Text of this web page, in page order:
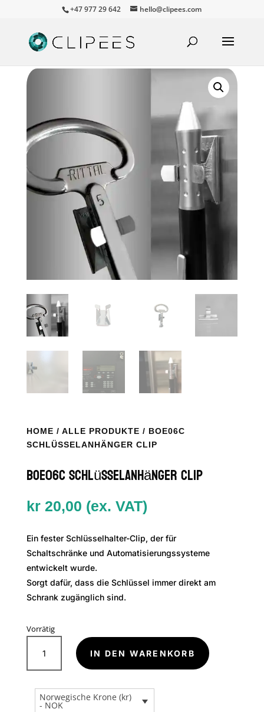
+47 977 29 642 hello@clipees.com
HOME / ALLE PRODUKTE / BOE06C
SCHLÜSSELANHÄNGER CLIP
BOE06C Schlüsselanhänger Clip
kr20,00 (ex. VAT)
Ein fester Schlüsselhalter-Clip, der für
Schaltschränke und Automatisierungssysteme
entwickelt wurde.
Sorgt dafür, dass die Schlüssel immer direkt am
Schrank zugänglich sind.
Vorrätig
BOE06C
Schlüsselanhänger
Clip
IN DEN WARENKORB
l
Norwegische Krone (kr)
- NOK